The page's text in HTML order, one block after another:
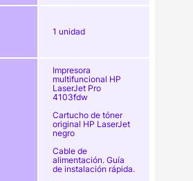
1 unidad
Impresora
multifuncional HP
LaserJet Pro
4103fdw
Cartucho de tóner
original HP LaserJet
negro
Cable de
alimentación. Guía
de instalación rápida.